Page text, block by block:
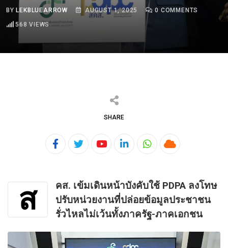
BYLEKBLUEARROW AUGUST 1, 2025 0 COMMENTS
568 VIEWS
SHARE
YoutubeLinkedInWhatsapp
Cloud
ส
คส. เข้มเดินหน้าบังคับใช้ PDPA ลงโทษ
ปรับหน่วยงานที่ปล่อยข้อมูลประชาชน
รั่วไหลไม่เว้นทั้งภาครัฐ-ภาคเอกชน